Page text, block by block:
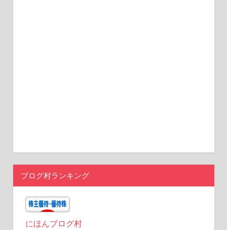
ブログ村ランキング
にほんブログ村